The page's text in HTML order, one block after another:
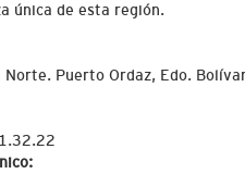
única de esta región.
Puerto Ordaz, Edo.